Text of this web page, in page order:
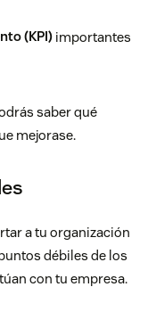
(KPI) importantes
saber qué
mejorase.
a tu organización
débiles de los
con tu empresa.